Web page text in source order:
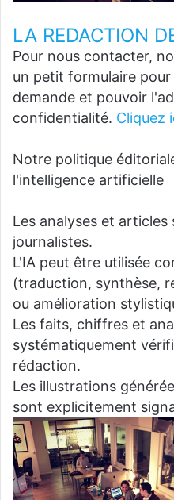
LA REDACTION
Pour nous contacter,
un petit formulaire
demande et pouvoir
confidentialité. Cliquez
Notre politique
l'intelligence artificielle
Les analyses et
journalistes.
L'IA peut être utilisée
(traduction, synthèse,
ou amélioration
Les faits, chiffres et
systématiquement
rédaction.
Les illustrations
sont explicitement